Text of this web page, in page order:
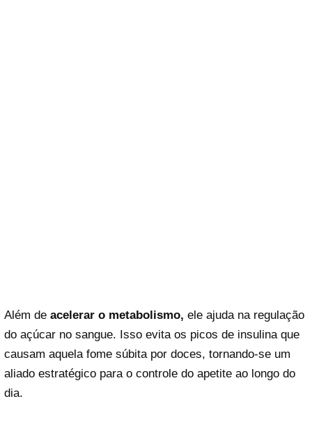
Além de acelerar o metabolismo, ele ajuda na regulação
do açúcar no sangue. Isso evita os picos de insulina que
causam aquela fome súbita por doces, tornando-se um
aliado estratégico para o controle do apetite ao longo do
dia.